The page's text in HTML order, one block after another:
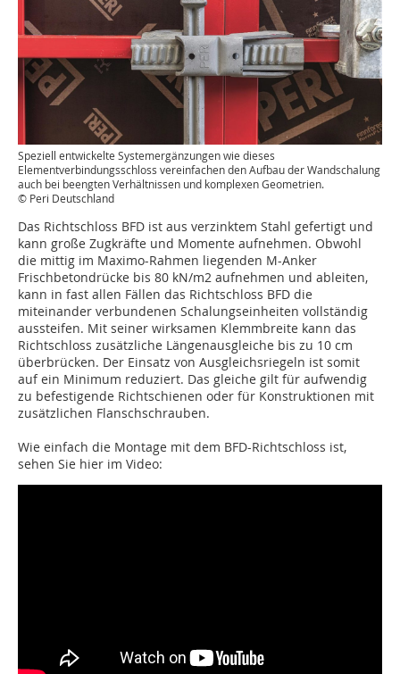
Speziell entwickelte Systemergänzungen wie dieses
Elementverbindungsschloss vereinfachen den Aufbau der Wandschalung
auch bei beengten Verhältnissen und komplexen Geometrien.
© Peri Deutschland
Das Richtschloss BFD ist aus verzinktem Stahl gefertigt und
kann große Zugkräfte und Momente aufnehmen. Obwohl
die mittig im Maximo-Rahmen liegenden M-Anker
Frischbetondrücke bis 80 kN/m2 aufnehmen und ableiten,
kann in fast allen Fällen das Richtschloss BFD die
miteinander verbundenen Schalungseinheiten vollständig
aussteifen. Mit seiner wirksamen Klemmbreite kann das
Richtschloss zusätzliche Längenausgleiche bis zu 10 cm
überbrücken. Der Einsatz von Ausgleichsriegeln ist somit
auf ein Minimum reduziert. Das gleiche gilt für aufwendig
zu befestigende Richtschienen oder für Konstruktionen mit
zusätzlichen Flanschschrauben.
Wie einfach die Montage mit dem BFD-Richtschloss ist,
sehen Sie hier im Video: